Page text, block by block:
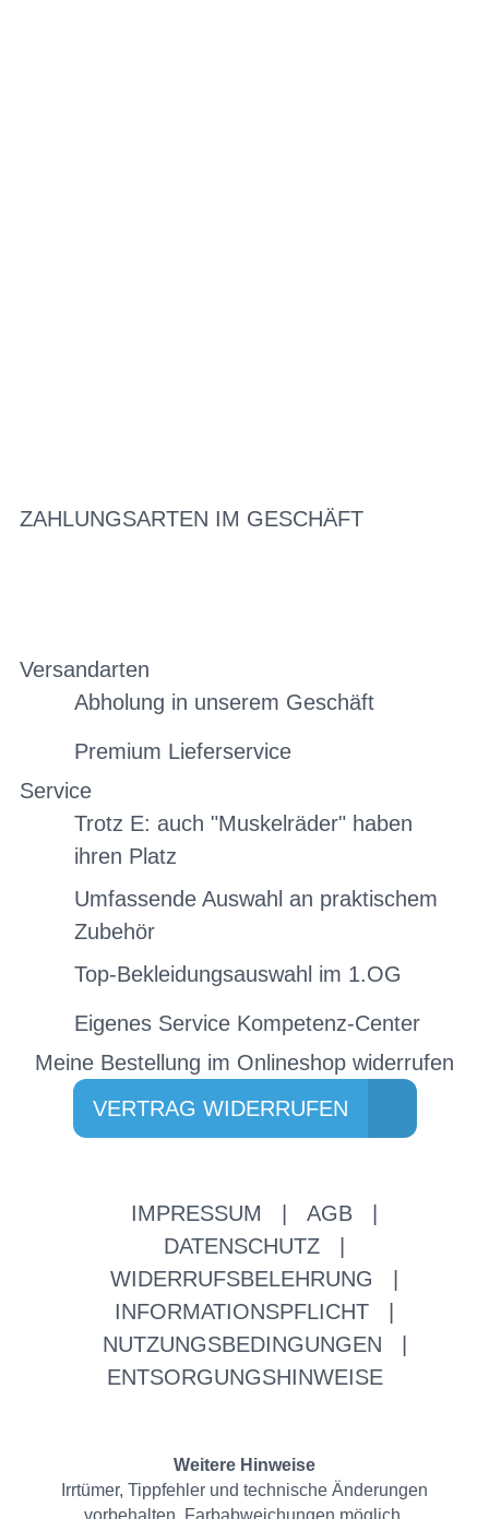
ZAHLUNGSARTEN IM GESCHÄFT
Versandarten
Abholung in unserem Geschäft
Premium Lieferservice
Service
Trotz E: auch "Muskelräder" haben
ihren Platz
Umfassende Auswahl an praktischem
Zubehör
Top-Bekleidungsauswahl im 1.OG
Eigenes Service Kompetenz-Center
Meine Bestellung im Onlineshop widerrufen
VERTRAG WIDERRUFEN
IMPRESSUM AGB
DATENSCHUTZ
WIDERRUFSBELEHRUNG
INFORMATIONSPFLICHT
NUTZUNGSBEDINGUNGEN
ENTSORGUNGSHINWEISE
Weitere Hinweise
Irrtümer, Tippfehler und technische Änderungen